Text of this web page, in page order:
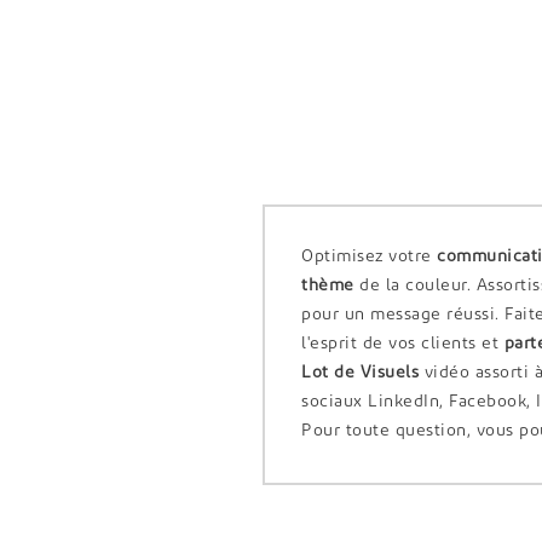
Optimisez votre
thème de la couleur.
pour un message réussi.
l'esprit de vos clients et
Lot de Visuels vidéo assorti
sociaux LinkedIn, Facebook,
Pour toute question, vous